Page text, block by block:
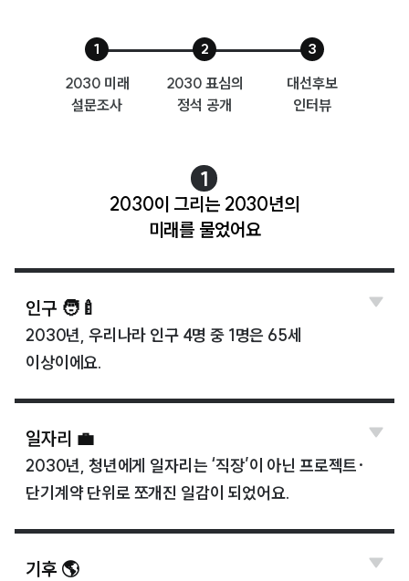
1
2030 미래
설문조사
2
2030 표심의
정석 공개
3
대선후보
인터뷰
1
2030이 그리는 2030년의
미래를 물었어요
인구 🧑‍🍼
2030년, 우리나라 인구 4명 중 1명은 65세
이상이에요.
일자리 💼
2030년, 청년에게 일자리는 ‘직장’이 아닌 프로젝트·
단기계약 단위로 쪼개진 일감이 되었어요.
기후 🌎